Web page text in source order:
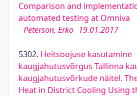
Comparison and
automated testing at Omniva
Peterson, Erko 19.01.2017
5302. Heitsoojuse kasutamine
kaugjahutusvõrgus Tallinna
kaugjahutusvõrkude näitel.
Heat in District Cooling Using